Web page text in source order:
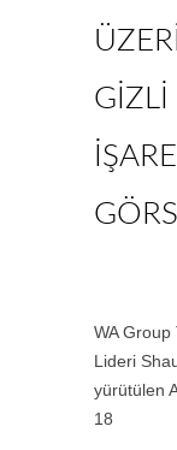
GİZLİ
WA Group
Lideri
yürütülen
18